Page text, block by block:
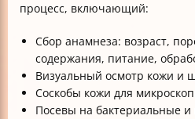
процесс, включающий:
Сбор анамнеза: возраст,
содержания, питание,
Визуальный осмотр кожи и
Соскобы кожи для
Посевы на бактериальные